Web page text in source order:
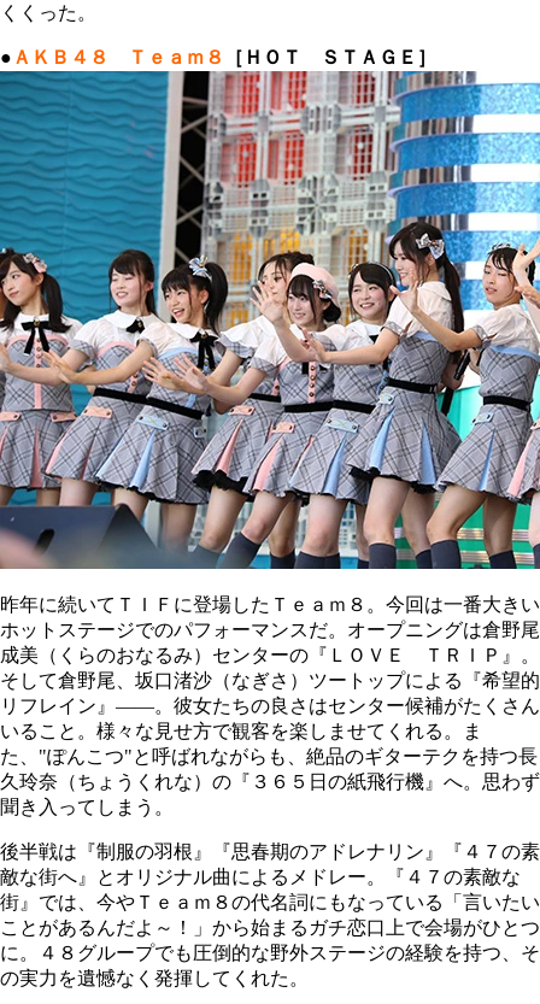
くくった。
● ＡＫＢ４８ Ｔｅａｍ８ ［ＨＯＴ ＳＴＡＧＥ］
昨年に続いてＴＩＦに登場したＴｅａｍ８。今回は一番大きい
ホットステージでのパフォーマンスだ。オープニングは倉野尾
成美（くらのおなるみ）センターの『ＬＯＶＥ ＴＲＩＰ』。
そして倉野尾、坂口渚沙（なぎさ）ツートップによる『希望的
リフレイン』――。彼女たちの良さはセンター候補がたくさん
いること。様々な見せ方で観客を楽しませてくれる。ま
た、"ぽんこつ"と呼ばれながらも、絶品のギターテクを持つ長
久玲奈（ちょうくれな）の『３６５日の紙飛行機』へ。思わず
聞き入ってしまう。
後半戦は『制服の羽根』『思春期のアドレナリン』『４７の素
敵な街へ』とオリジナル曲によるメドレー。『４７の素敵な
街』では、今やＴｅａｍ８の代名詞にもなっている「言いたい
ことがあるんだよ～！」から始まるガチ恋口上で会場がひとつ
に。４８グループでも圧倒的な野外ステージの経験を持つ、そ
の実力を遺憾なく発揮してくれた。